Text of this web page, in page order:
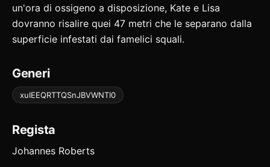
un'ora di ossigeno a disposizione, Kate e Lisa
dovranno risalire quei 47 metri che le separano dalla
superficie infestati dai famelici squali.
Generi
xuIEEQRTTQSnJBVWNTI0
Regista
Johannes Roberts